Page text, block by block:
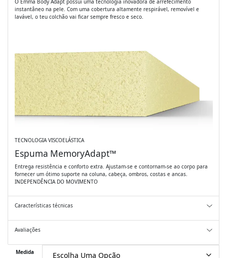
instantâneo na pele. Com uma cobertura altamente respirável, removível e
lavável, o teu colchão vai ficar sempre fresco e seco. ​
TECNOLOGIA VISCOELÁSTICA
Espuma MemoryAdapt™
Entrega resistência e conforto extra. Ajustam-se e contornam-se ao corpo para
fornecer um ótimo suporte na coluna, cabeça, ombros, costas e ancas.
INDEPENDÊNCIA DO MOVIMENTO
Características técnicas
Avaliações
Medida